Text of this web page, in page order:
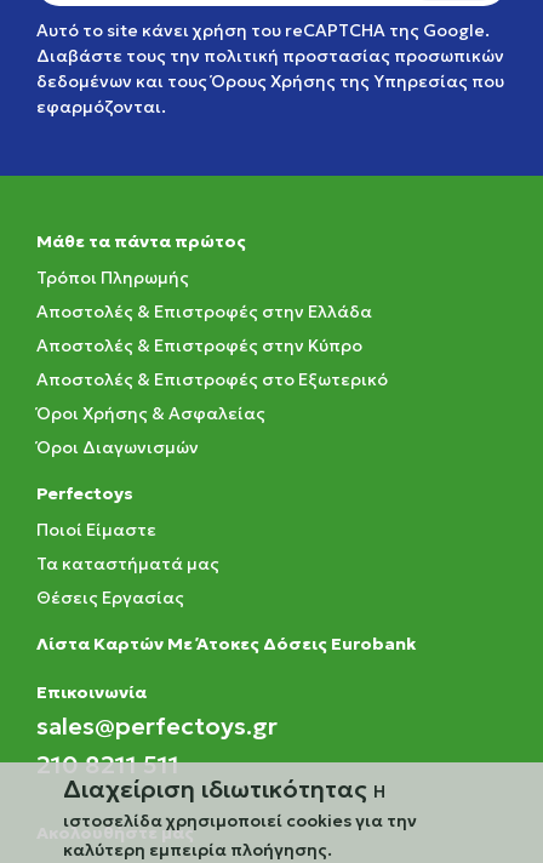
Αυτό το site κάνει χρήση του reCAPTCHA της Google.
Διαβάστε τους την πολιτική προστασίας προσωπικών
δεδομένων και τουςΌρους Χρήσης της Υπηρεσίας που
εφαρμόζονται.
Μάθε τα πάντα πρώτος
Τρόποι Πληρωμής
Αποστολές & Επιστροφές στην Ελλάδα
Αποστολές & Επιστροφές στην Κύπρο
Αποστολές & Επιστροφές στο Εξωτερικό
Όροι Χρήσης & Ασφαλείας
Όροι Διαγωνισμών
Perfectoys
Ποιοί Είμαστε
Τα καταστήματά μας
Θέσεις Εργασίας
Λίστα Καρτών Με Άτοκες Δόσεις Eurobank
Eπικοινωνία
sales@perfectoys.gr
210 8211 511
Ακολουθήστε μας
Διαχείριση ιδιωτικότητας Η
ιστοσελίδα χρησιμοποιεί cookies για την
καλύτερη εμπειρία πλοήγησης.